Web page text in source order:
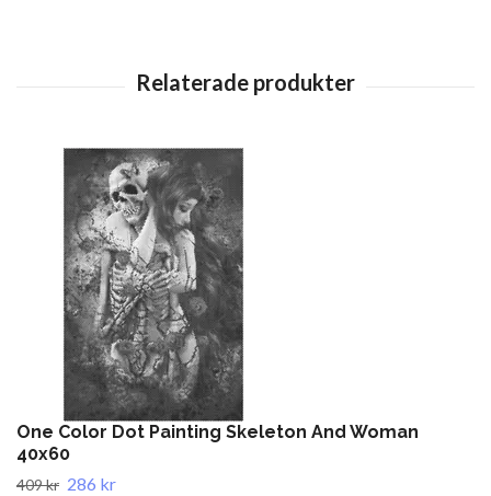
One Color Dot Painting Skeleton And Woman
40x60
409 kr 286 kr